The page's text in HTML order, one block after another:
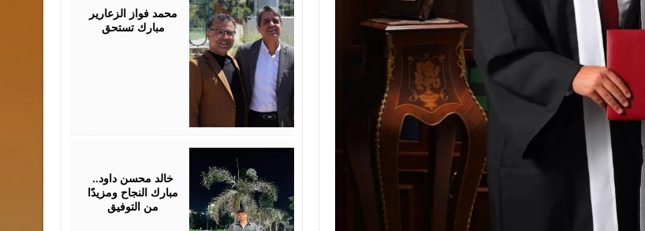
محمد فواز الزعارير
مبارك تستحق
خالد محسن داود..
مبارك النجاح ومزيدًا
من التوفيق